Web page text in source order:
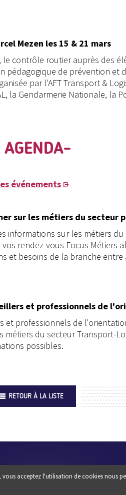
Mezen les 15 & 21 mars
contrôle routier auprès des
pédagogique de prévention et
par l'AFT Transport &
la Gendarmerie Nationale, la
événements
sur les métiers du secteur
informations sur les métiers
rendez-vous Focus Métiers
et besoins de la branche entre
et professionnels de
et professionnels de
du secteur Transport-
possibles.
RETOUR À LA LISTE
Une question ? un conseil :
acceptez l'utilisation de cookies nous